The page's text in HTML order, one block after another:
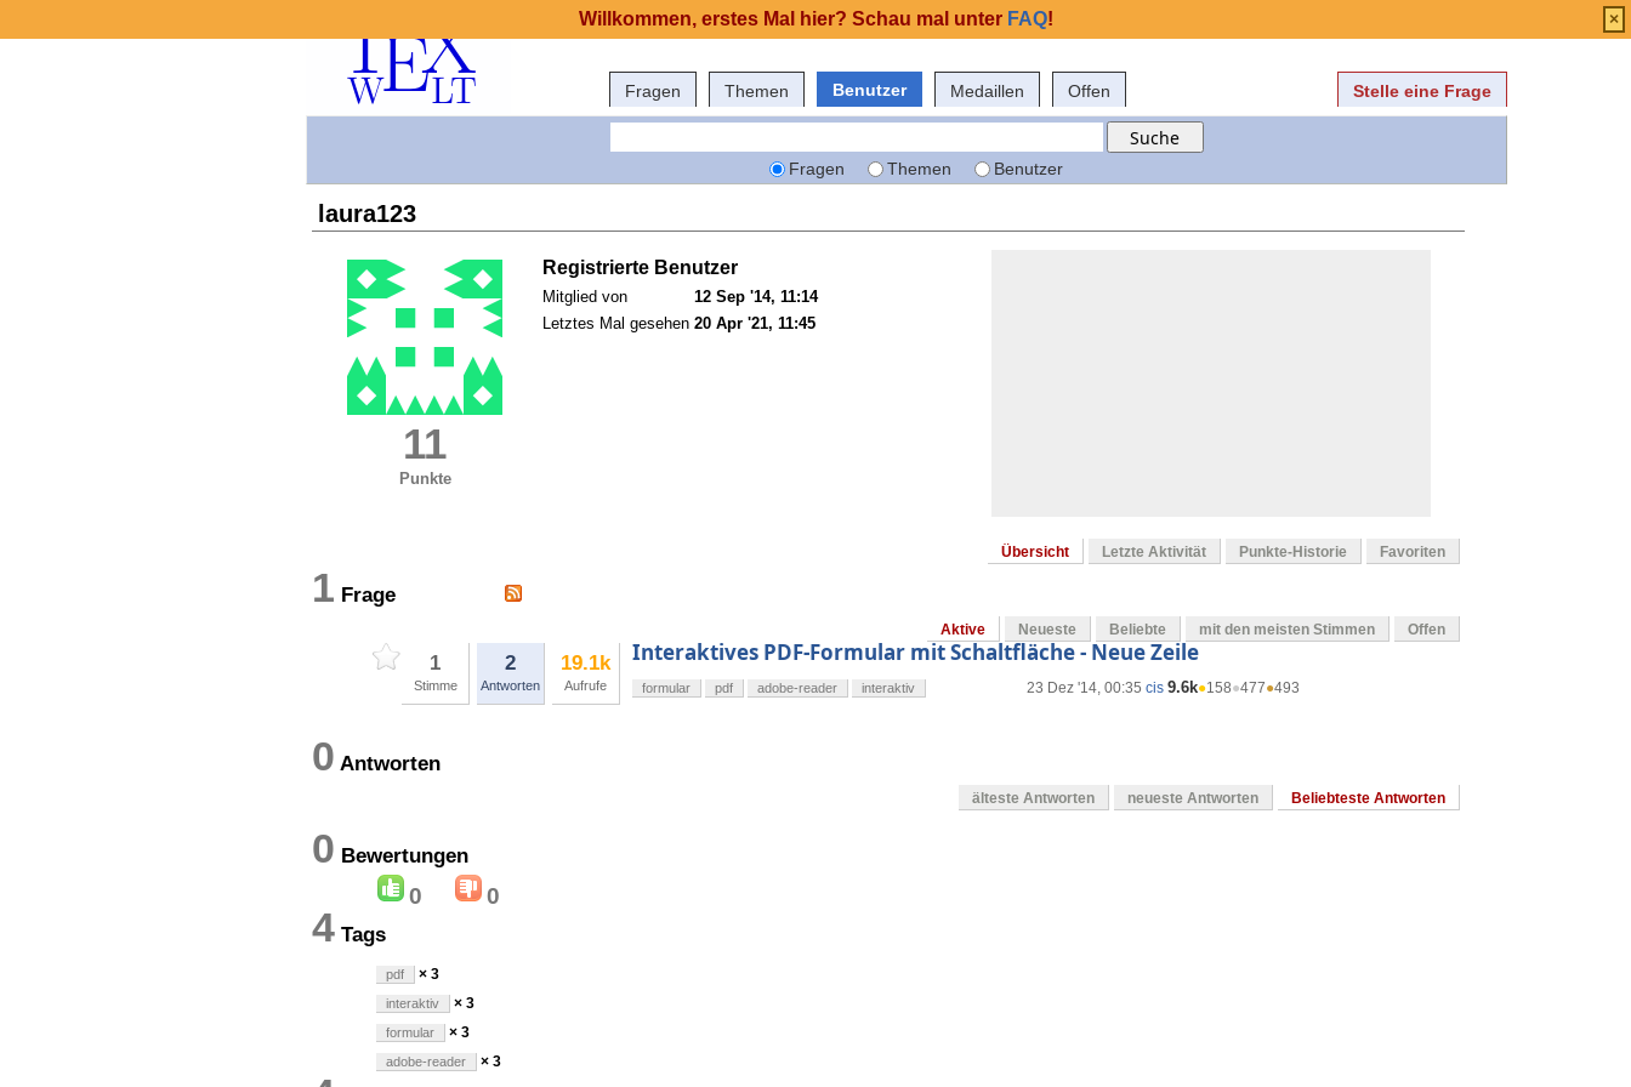
Fragen Themen Benutzer Medaillen Offen Stelle eine Frage
Fragen Themen Benutzer
laura123
11
Punkte
Registrierte Benutzer
Mitglied von
12 Sep '14, 11:14
Letztes Mal gesehen 20 Apr '21, 11:45
Übersicht Letzte Aktivität Punkte-Historie Favoriten
1 Frage
Aktive Neueste Beliebte mit den meisten Stimmen Offen
1
Stimme
2
Antworten
19.1k
Aufrufe
Interaktives PDF-Formular mit Schaltfläche - Neue Zeile
23 Dez '14, 00:35 cis 9.6k●158●477●493
formular pdf adobe-reader interaktiv
0 Antworten
älteste Antworten neueste Antworten Beliebteste Antworten
0 Bewertungen
0 0
4 Tags
pdf × 3
interaktiv × 3
formular × 3
adobe-reader × 3
Willkommen, erstes Mal hier? Schau mal unter FAQ! ×